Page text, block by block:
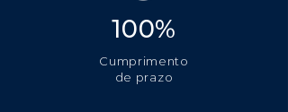
100%
Cumprimento
de prazo